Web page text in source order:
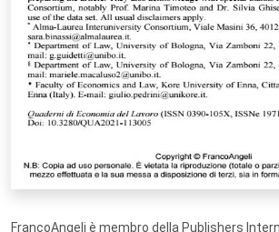
FrancoAngeli è membro della Publishers